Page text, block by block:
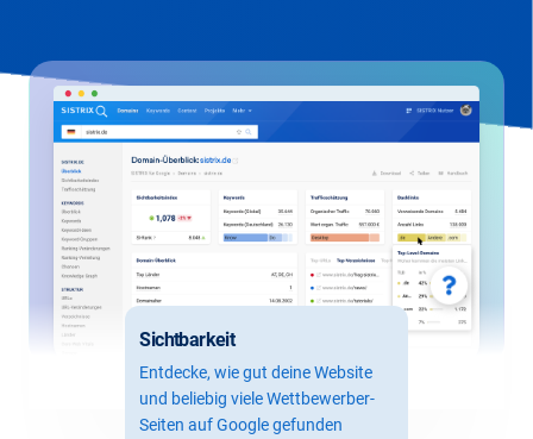
Sichtbarkeit
Entdecke, wie gut deine Website
und beliebig viele Wettbewerber-
Seiten auf Google gefunden